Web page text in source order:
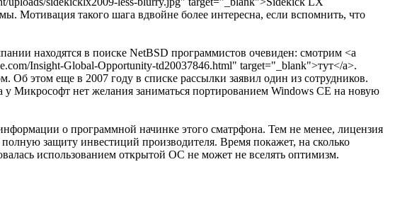
Мотивация такого шага вдвойне более интересна, если вспомнить, что
находятся в поиске NetBSD программистов очевиден: смотрим <a
Insight-Global-Opportunity-td20037846.html" target="_blank">тут</a>.
Об этом еще в 2007 году в списке рассылки заявил один из сотрудников.
Микрософт нет желания заниматься портированием Windows CE на новую
о программной начинке этого сматрфона. Тем не менее, лицензия
защиту инвестиций производителя. Время покажет, на сколько
использованием открытой ОС не может не вселять оптимизм.